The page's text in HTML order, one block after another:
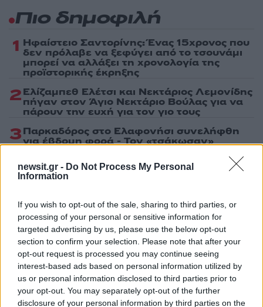
newsit.gr - Do Not Process My Personal
Information
If you wish to opt-out of the sale, sharing to third parties, or
processing of your personal or sensitive information for
targeted advertising by us, please use the below opt-out
section to confirm your selection. Please note that after your
opt-out request is processed you may continue seeing
interest-based ads based on personal information utilized by
us or personal information disclosed to third parties prior to
your opt-out. You may separately opt-out of the further
disclosure of your personal information by third parties on the
Πιο δημοφιλή
1 Ηφαίστειο Σαντορίνης: Ένας 15χρονος που
δεν πρόλαβε να ξεφύγει από το τσουνάμι
μπορεί να αλλάξει τη χρονολογία της
προϊστορικής έκρηξης
2Ελίζαμπεθ Ελέτσι και Νεκτάριος Λεμονίδης
πήγαν στον Άγιο Νεκτάριο Βούλας για να
πάρουν την ευχή για τον γιο τους
3Παρκαδόρος στο Ελαφονήσι συνελήφθη
για έβδομη φορά - Τον «τσάκωσαν»
τουρίστες
4Στην Κρήτη ο Κυριάκος Μητσοτάκης,
Πού βρέθηκε το Σάββατο
5«Φιάσκο» στη Μαδέιρα με το γάμο του
Κριστιάνο Ρονάλντο: Χιλιάδες άνθρωποι
πήγαν σε λάθος εκκλησία και προκάλεσαν
το γέλιο στον Πορτογάλο
Πιο σχολιασμένα